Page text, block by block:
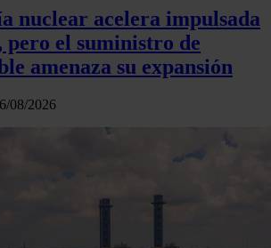
nuclear acelera impulsada
el suministro de
amenaza su expansión
08/2026